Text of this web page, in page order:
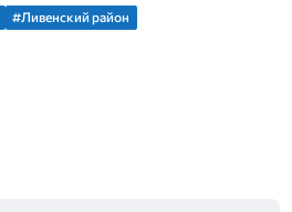
#Ливенский район